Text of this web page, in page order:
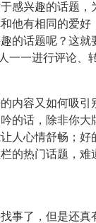
感兴趣的话题，
他有相同的爱好
的话题呢？这就
一一进行评论、
内容又如何吸引
的话，除非你大
人心情舒畅；好
的热门话题，难
事了，但是还真